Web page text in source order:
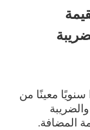
معينًا من
المضافة.